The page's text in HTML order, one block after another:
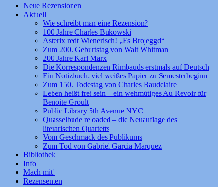
Zum
Inhalt
Neue Rezensionen
Aktuell
Wie schreibt man eine Rezension?
100 Jahre Charles Bukowski
Asterix redt Wienerisch! „Es Brojeggd“
Zum 200. Geburtstag von Walt Whitman
200 Jahre Karl Marx
Die Korrespondenzen Rimbauds erstmals auf Deutsch
Ein Notizbuch: viel weißes Papier zu Semesterbeginn
Zum 150. Todestag von Charles Baudelaire
Leben heißt frei sein – ein wehmütiges Au Revoir für
Benoite Groult
Public Library 5th Avenue NYC
Quasselbude reloaded – die Neuauflage des
literarischen Quartetts
Vom Geschmack des Publikums
Zum Tod von Gabriel Garcia Marquez
Bibliothek
Info
Mach mit!
Rezensenten